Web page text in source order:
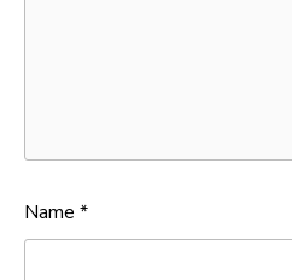
Name *